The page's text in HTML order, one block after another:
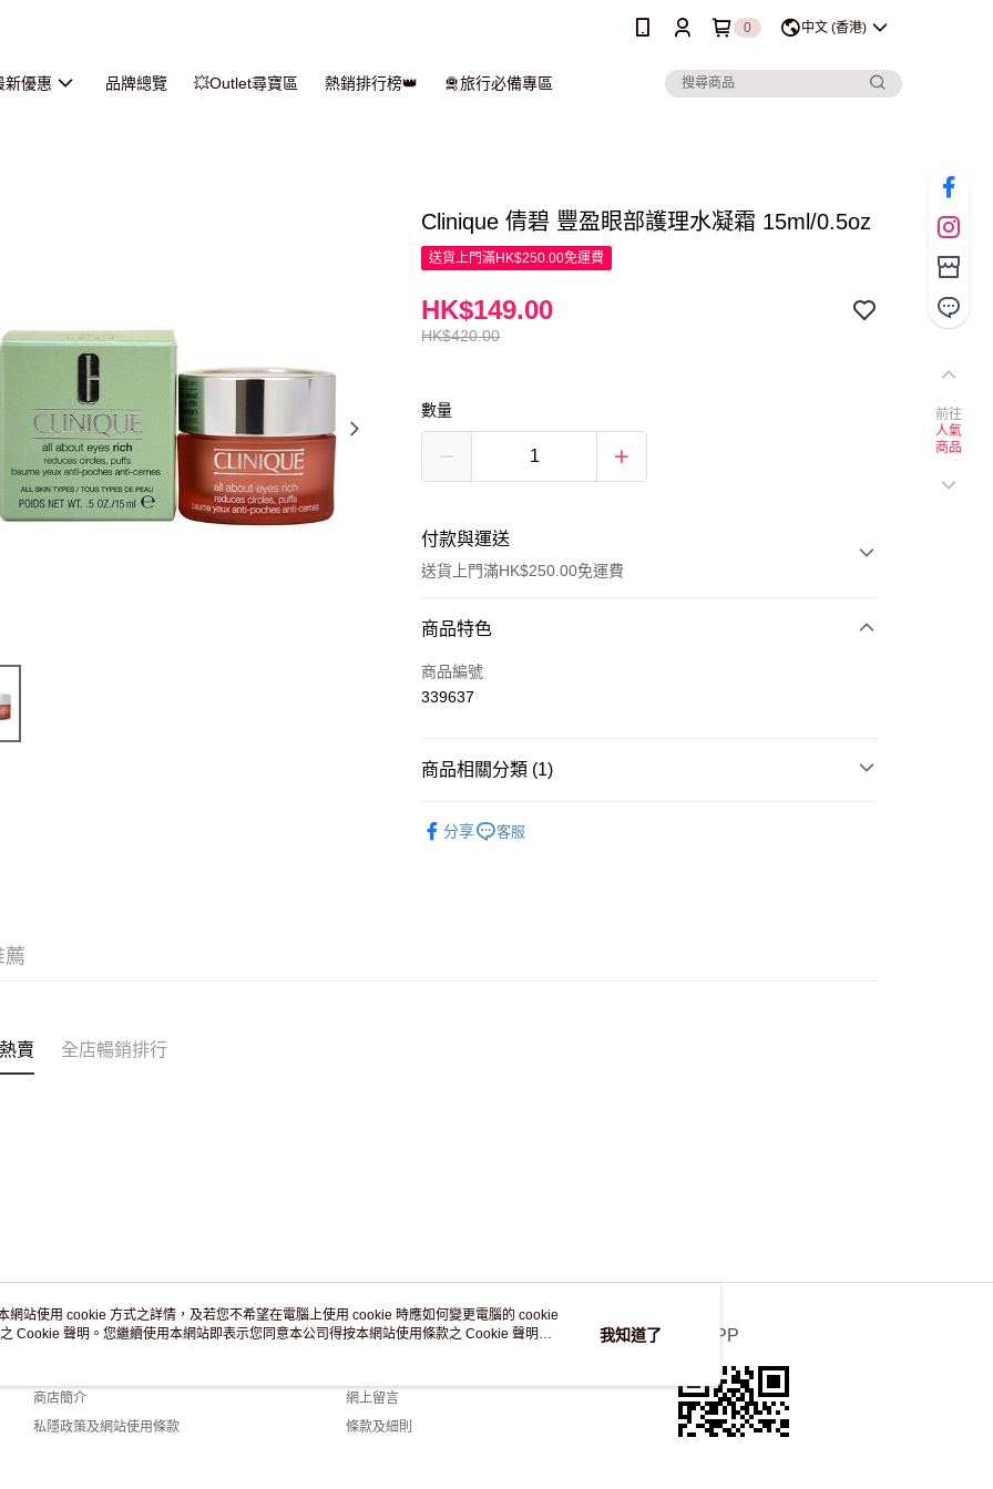
0 中文 (香港)
新優惠 品牌總覽 💥Outlet尋寶區 熱銷排行榜👑 🛅旅行必備專區
Clinique 倩碧 豐盈眼部護理水凝霜 15ml/0.5oz
送貨上門滿HK$250.00免運費
HK$420.00
HK$149.00
數量
付款與運送
送貨上門滿HK$250.00免運費
付款方式
信用卡
商品特色
商品編號
339637
商品相關分類 (1)
分享
客服
薦
賣 全店暢銷排行
關於我們
商店簡介
私隱政策及網站使用條款
客戶服務
網上留言
條款及細則
官方APP
前往
人氣
商品
網站使用 cookie 方式之詳情，及若您不希望在電腦上使用 cookie 時應如何變更電腦的 cookie
Cookie 聲明。您繼續使用本網站即表示您同意本公司得按本網站使用條款之 Cookie 聲明使
我知道了